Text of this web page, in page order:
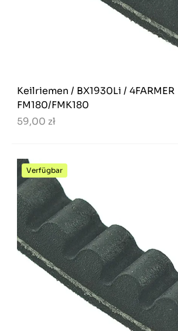
Keilriemen / BX1930Li / 4FARMER
FM180/FMK180
59,00 zł
Verfügbar